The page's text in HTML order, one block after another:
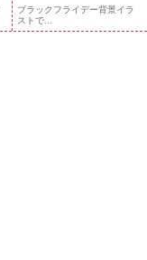
ブラックフライデー背景イラ
ストで...